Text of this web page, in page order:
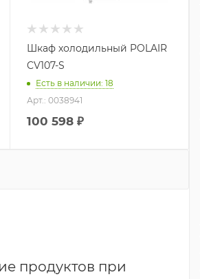
Шкаф холодильный POLAIR
CV107-S
Есть в наличии: 18
Арт.: 0038941
100 598 ₽
продуктов при